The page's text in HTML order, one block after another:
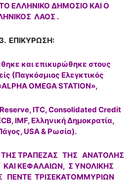
ΕΛΛΗΝΙΚΟ ΔΗΜΟΣΙΟ ΚΑΙ Ο
ΛΑΟΣ .
ΕΠΙΚΥΡΩΣΗ:
και επικυρώθηκε στους
(Παγκόσμιος Ελεγκτικός
OMEGA STATION»,
ITC, Consolidated Credit
IMF, Ελληνική Δημοκρατία,
USA & Ρωσία).
ΤΡΑΠΕΖΑΣ ΤΗΣ ΑΝΑΤΟΛΗΣ
ΚΕΦΑΛΑΙΩΝ, Σ ΥΝΟΛΙΚΗΣ
ΠΕΝΤΕ ΤΡΙΣΕΚΑΤΟΜΜΥΡΙΩΝ